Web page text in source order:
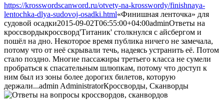
https://krosswordscanword.ru/otvety-na-krosswordy/finishnaya-
lentochka-dlya-sudovoj-osadki.html«Финишная ленточка» для
судовой осадки2015-09-02T06:55:00+04:00adminОтветы на
кроссвордыкроссворд'Титаник' столкнулся с айсбергом и
пошёл на дно. Некоторое время публика ничего не замечала,
потому что от неё скрывали течь, надеясь устранить её. Потом
стало поздно. Многие пассажиры третьего класса не сумели
пробраться к спасательным шлюпкам, потому что доступ к
ним был из зоны более дорогих билетов, которую
держали...admin AdministratorКроссворды, Сканворды